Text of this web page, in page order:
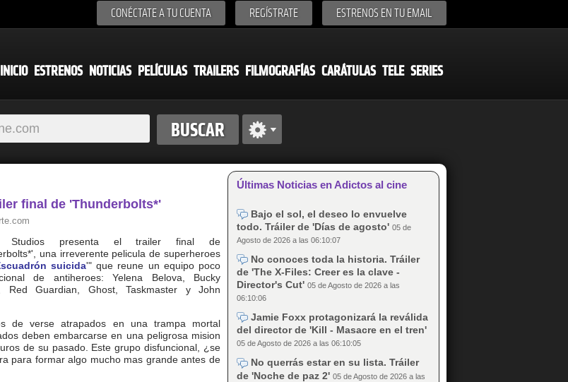
CONÉCTATE A TU CUENTA REGÍSTRATE ESTRENOS EN TU EMAIL
INICIO ESTRENOS NOTICIAS PELÍCULAS TRAILERS FILMOGRAFÍAS CARÁTULAS TELE SERIES
final de 'Thunderbolts*'
Studios presenta el trailer final de
una irreverente pelicula de superheroes
suicida'" que reune un equipo poco
de antiheroes: Yelena Belova, Bucky
Red Guardian, Ghost, Taskmaster y John
de verse atrapados en una trampa mortal
deben embarcarse en una peligrosa mision
de su pasado. Este grupo disfuncional, ¿se
para formar algo mucho mas grande antes de
Últimas Noticias en Adictos al cine
Bajo el sol, el deseo lo envuelve
todo. Tráiler de 'Días de agosto' 05 de
Agosto de 2026 a las 06:10:07
No conoces toda la historia. Tráiler
de 'The X-Files: Creer es la clave -
Director's Cut' 05 de Agosto de 2026 a las
06:10:06
Jamie Foxx protagonizará la reválida
del director de 'Kill - Masacre en el tren'
05 de Agosto de 2026 a las 06:10:05
No querrás estar en su lista. Tráiler
de 'Noche de paz 2' 05 de Agosto de 2026 a las